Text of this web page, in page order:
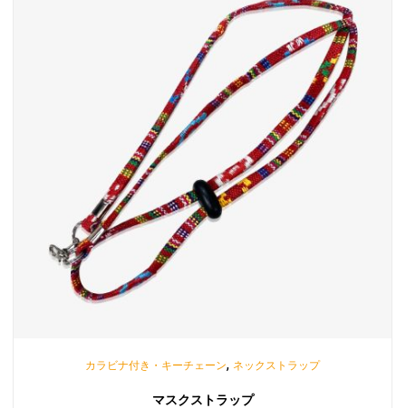
カラビナ付き・キーチェーン, ネックストラップ
マスクストラップ